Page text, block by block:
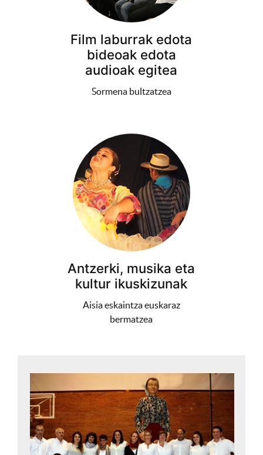
Film laburrak edota
bideoak edota
audioak egitea
Sormena bultzatzea
Antzerki, musika eta
kultur ikuskizunak
Aisia eskaintza euskaraz
bermatzea